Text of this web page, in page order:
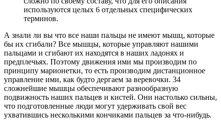
используются целых 6 отдельных специфических
терминов.
А знали ли вы что все наши пальцы не имеют мышц, которые
бы их сгибали? Все мышцы, которые управляют нашими
пальцами и сгибают их находятся в наших ладонях и
предплечьях. Поэтому движения ими мы производим по
принципу марионетки, то есть производим дистанционное
управление ими, как будто дергаем за веревочки. 34
сложнейшие мышцы обеспечивают разнообразную
подвижность наших пальцев и кистей. Они настолько сильны,
что подготовленные люди могут удерживать свой вес
ухватившись несколькими кончиками пальцев за что-нибудь.